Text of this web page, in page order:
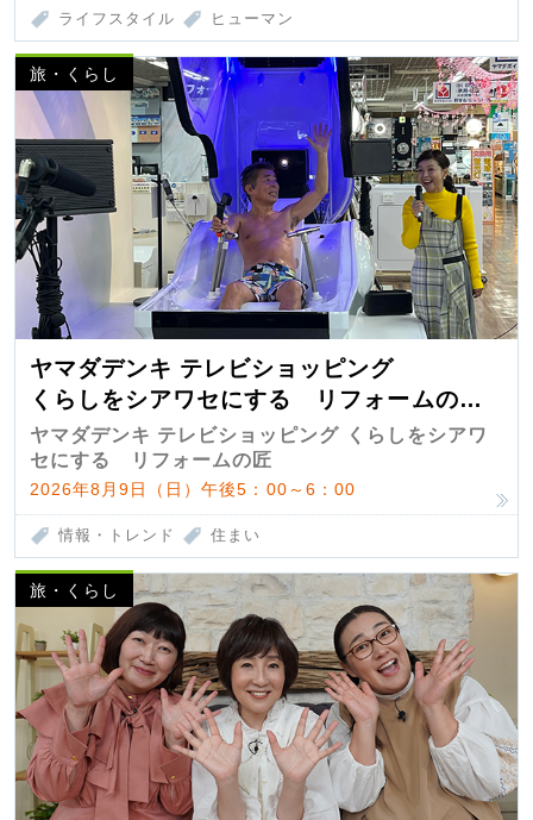
ライフスタイル ヒューマン
旅・くらし
ヤマダデンキ テレビショッピング
くらしをシアワセにする リフォームの
匠 第7弾
ヤマダデンキ テレビショッピング くらしをシアワ
セにする リフォームの匠
2026年8月9日（日）午後5：00～6：00
情報・トレンド 住まい
旅・くらし